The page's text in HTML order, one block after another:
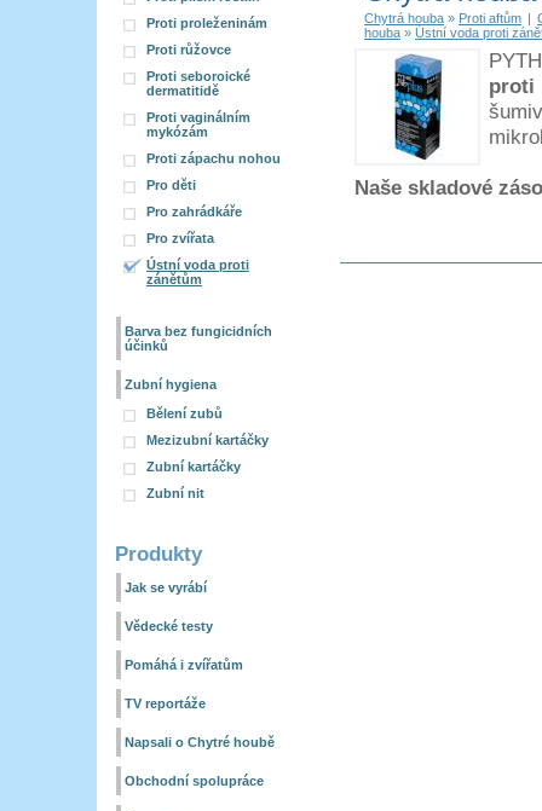
Proti proleženinám
Proti růžovce
Proti seboroické
dermatitidě
Proti vaginálním
mykózám
Proti zápachu nohou
Pro děti
Pro zahrádkáře
Pro zvířata
Ústní voda proti
zánětům
Barva bez fungicidních
účinků
Zubní hygiena
Bělení zubů
Mezizubní kartáčky
Zubní kartáčky
Zubní nit
Produkty
Jak se vyrábí
Vědecké testy
Pomáhá i zvířatům
TV reportáže
Napsali o Chytré houbě
Obchodní spolupráce
Chytrá houba » Proti aftům |
houba »Ústní voda proti
proti
Naše skladové